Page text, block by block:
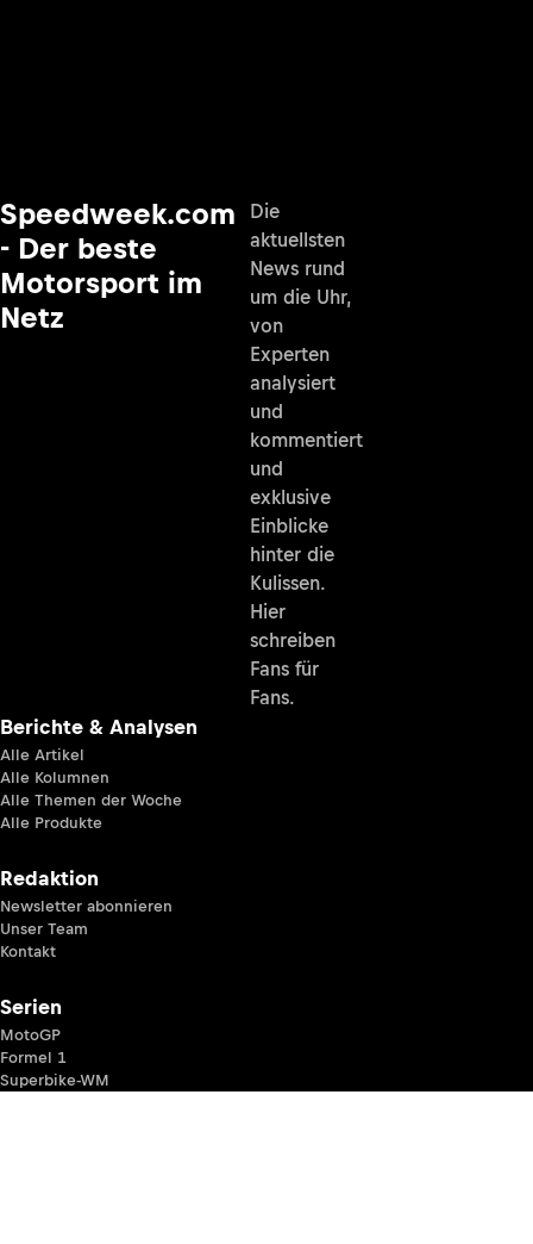
Speedweek.com
- Der beste
Motorsport im
Netz
Die
aktuellsten
News rund
um die Uhr,
von
Experten
analysiert
und
kommentiert
und
exklusive
Einblicke
hinter die
Kulissen.
Hier
schreiben
Fans für
Fans.
Berichte & Analysen
Alle Artikel
Alle Kolumnen
Alle Themen der Woche
Alle Produkte
Redaktion
Newsletter abonnieren
Unser Team
Kontakt
Serien
MotoGP
Formel 1
Superbike-WM